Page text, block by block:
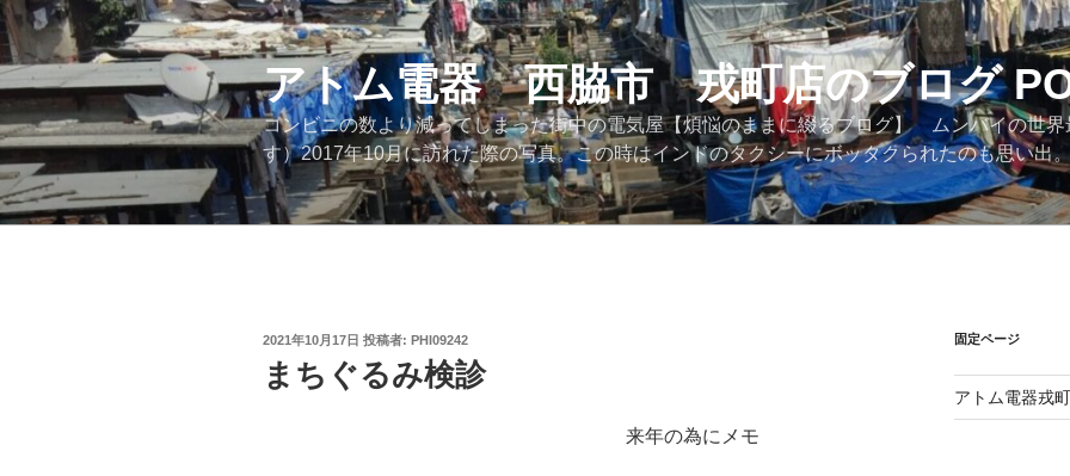
コ
ン
テ
ン
ツ
へ
ス
キ
アトム電器 西脇市 戎町店のブログ
コンビニの数より減ってしまった街中の電気屋【煩悩のままに綴るブログ】 ムンバイの世
す）2017年10月に訪れた際の写真。この時はインドのタクシーにボッタクられたのも思い出
投
日:
2021年10月17日 投稿者: PHI09242
まちぐるみ検診
来年の為にメモ
固定ページ
アトム電器戎